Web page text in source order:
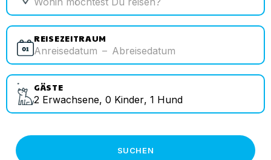
REISEZEITRAUM
Anreisedatum – Abreisedatum
GÄSTE
2 Erwachsene, 0 Kinder, 1 Hund
SUCHEN